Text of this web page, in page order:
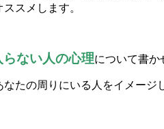
スメします。
ない人の心理について書か
たの周りにいる人をイメージ